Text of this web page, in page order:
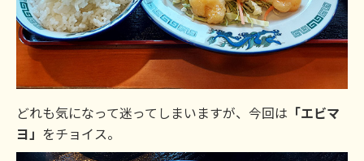
どれも気になって迷ってしまいますが、今回は 「エビマ
ヨ」 をチョイス。